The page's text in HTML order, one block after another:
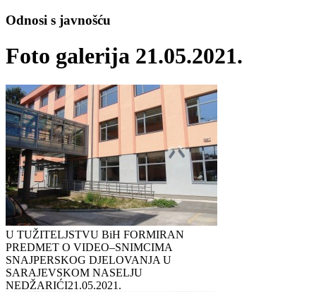
Odnosi s javnošću
Foto galerija 21.05.2021.
U TUŽITELJSTVU BiH FORMIRAN
PREDMET O VIDEO–SNIMCIMA
SNAJPERSKOG DJELOVANJA U
SARAJEVSKOM NASELJU
NEDŽARIĆI21.05.2021.